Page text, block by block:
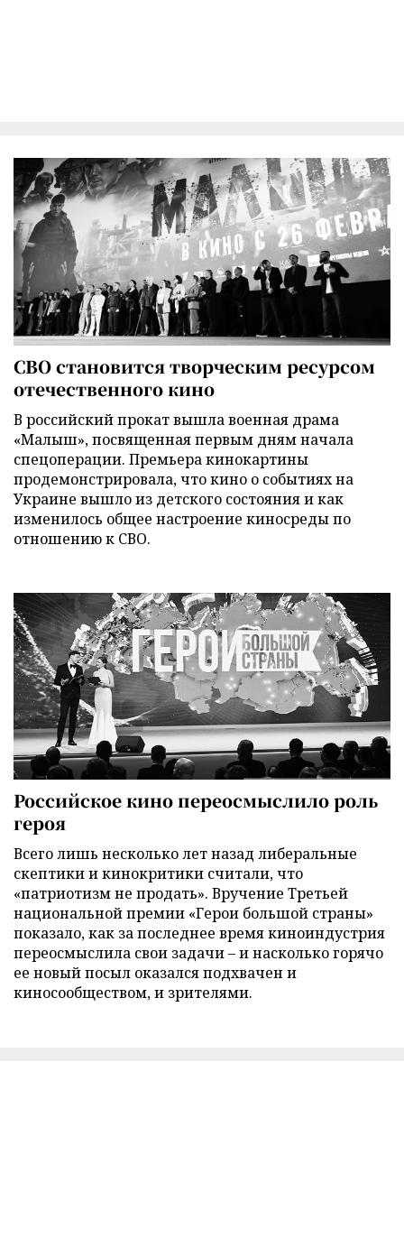
СВО становится творческим ресурсом
отечественного кино
В российский прокат вышла военная драма
«Малыш», посвященная первым дням начала
спецоперации. Премьера кинокартины
продемонстрировала, что кино о событиях на
Украине вышло из детского состояния и как
изменилось общее настроение киносреды по
отношению к СВО.
Российское кино переосмыслило роль
героя
Всего лишь несколько лет назад либеральные
скептики и кинокритики считали, что
«патриотизм не продать». Вручение Третьей
национальной премии «Герои большой страны»
показало, как за последнее время киноиндустрия
переосмыслила свои задачи – и насколько горячо
ее новый посыл оказался подхвачен и
киносообществом, и зрителями.